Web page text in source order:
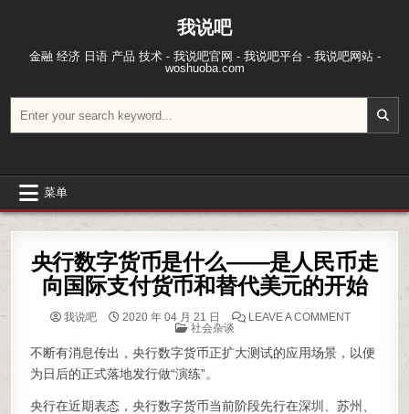
我说吧
金融 经济 日语 产品 技术 - 我说吧官网 - 我说吧平台 - 我说吧网站 -
woshuoba.com
菜单
央行数字货币是什么——是人民币走
向国际支付货币和替代美元的开始
我说吧 2020 年 04 月 21 日 LEAVE A COMMENTON 央行数
POSTED IN
社会杂谈
不断有消息传出，央行数字货币正扩大测试的应用场景，以便
为日后的正式落地发行做“演练”。
央行在近期表态，央行数字货币当前阶段先行在深圳、苏州、